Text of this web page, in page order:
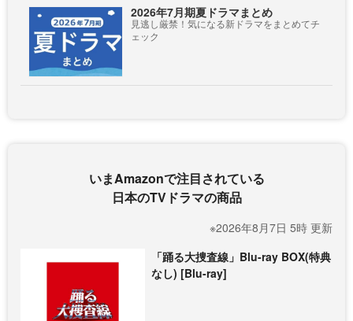
2026年7月期夏ドラマまとめ
見逃し厳禁！気になる新ドラマをまとめてチ
ェック
いまAmazonで注目されている
日本のTVドラマの商品
※2026年8月7日 5時 更新
「踊る大捜査線」Blu-ray BOX(特典
なし) [Blu-ray]